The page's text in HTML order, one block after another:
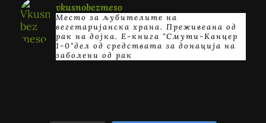
vkusnobezmeso
Место за љубителите на
вегетаријанска храна. Преживеана од
рак на дојка. E-книга "Смути-Канцер
1-0"дел од средствата за донација на
заболени од рак